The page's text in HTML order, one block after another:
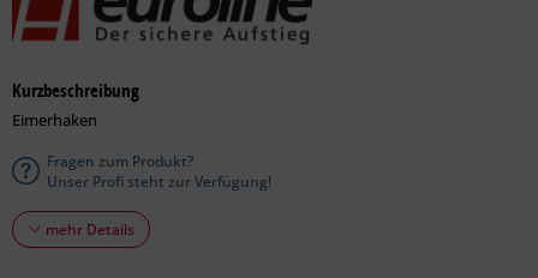
Kurzbeschreibung
Eimerhaken
Fragen zum Produkt?
Unser Profi steht zur Verfügung!
mehr Details